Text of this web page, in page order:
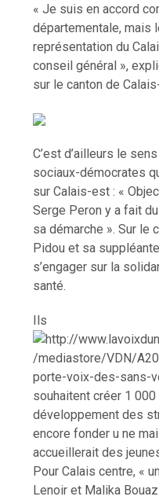
« Je suis en accord
départementale, mais
représentation du
conseil général »,
sur le canton de
C’est d’ailleurs le
sociaux-démocrates
sur Calais-est : «
Serge Peron y a fait
sa démarche ». Sur le
Pidou et sa
s’engager sur la
santé.
Ils
souhaitent créer 1
développement des
encore fonder u ne
accueillerait des
Pour Calais centre, «
Lenoir et Malika